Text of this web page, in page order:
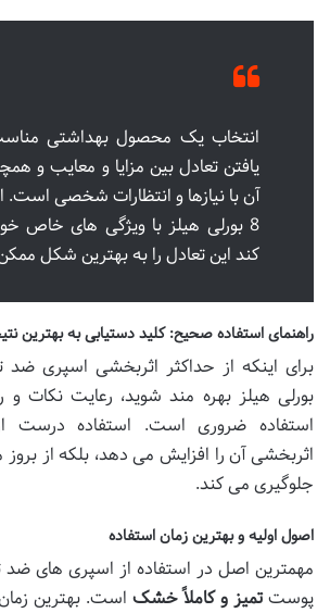
انتخاب یک محصول بهداشتی
یافتن تعادل بین مزایا و معایب و
آن با نیازها و انتظارات شخصی است.
8 بورلی هیلز با ویژگی های خاص
کند این تعادل را به بهترین شکل
راهنمای استفاده صحیح: کلید دستیابی به بهترین
بورلی هیلز بهره مند شوید، رعایت نکات
استفاده ضروری است. استفاده درست
اثربخشی آن را افزایش می دهد، بلکه از
جلوگیری می کند.
اصول اولیه و بهترین زمان استفاده
مهمترین اصل در استفاده از اسپری های ضد
پوستتمیز و کاملاً خشک است. بهترین